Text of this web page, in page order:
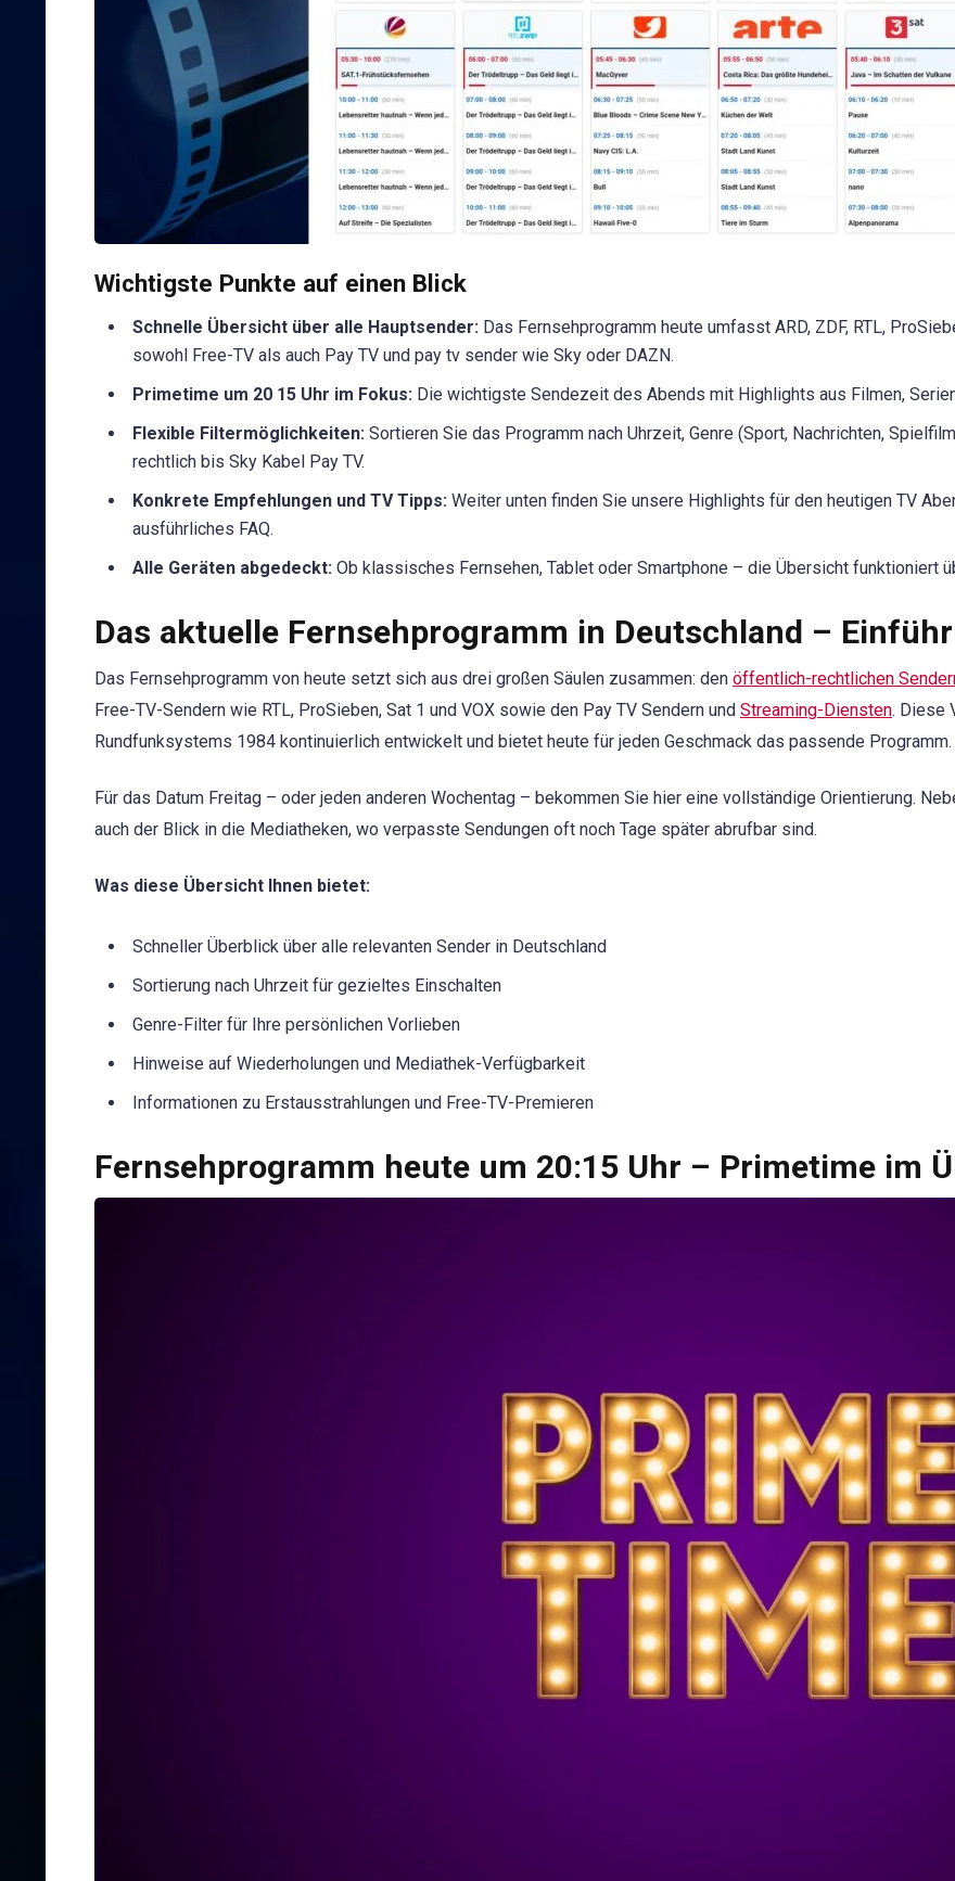
Wichtigste Punkte auf einen Blick
Schnelle Übersicht über alle Hauptsender: Das Fernsehprogramm heute umfasst ARD, ZDF, RTL,
sowohl Free-TV als auch Pay TV und pay tv sender wie Sky oder DAZN.
Primetime um 20 15 Uhr im Fokus: Die wichtigste Sendezeit des Abends mit Highlights aus Filmen,
Flexible Filtermöglichkeiten: Sortieren Sie das Programm nach Uhrzeit, Genre (Sport, Nachrichten,
rechtlich bis Sky Kabel Pay TV.
Konkrete Empfehlungen und TV Tipps: Weiter unten finden Sie unsere Highlights für den heutigen TV
ausführliches FAQ.
Alle Geräten abgedeckt: Ob klassisches Fernsehen, Tablet oder Smartphone – die Übersicht funktioniert
Das aktuelle Fernsehprogramm in Deutschland –
Das Fernsehprogramm von heute setzt sich aus drei großen Säulen zusammen: den öffentlich-rechtlichen
Free-TV-Sendern wie RTL, ProSieben, Sat 1 und VOX sowie den Pay TV Sendern und Streaming-Diensten. Diese
Rundfunksystems 1984 kontinuierlich entwickelt und bietet heute für jeden Geschmack das passende Programm.
Für das Datum Freitag – oder jeden anderen Wochentag – bekommen Sie hier eine vollständige Orientierung.
auch der Blick in die Mediatheken, wo verpasste Sendungen oft noch Tage später abrufbar sind.
Was diese Übersicht Ihnen bietet:
Schneller Überblick über alle relevanten Sender in Deutschland
Sortierung nach Uhrzeit für gezieltes Einschalten
Genre-Filter für Ihre persönlichen Vorlieben
Hinweise auf Wiederholungen und Mediathek-Verfügbarkeit
Informationen zu Erstausstrahlungen und Free-TV-Premieren
Fernsehprogramm heute um 20:15 Uhr – Primetime im